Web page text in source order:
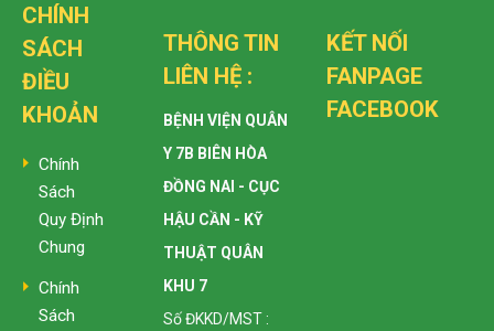
CHÍNH
SÁCH
ĐIỀU
KHOẢN
Chính
Sách
Quy Định
Chung
Chính
Sách
THÔNG TIN
LIÊN HỆ :
BỆNH VIỆN QUÂN
Y 7B BIÊN HÒA
ĐỒNG NAI - CỤC
HẬU CẦN - KỸ
THUẬT QUÂN
KHU 7
Số ĐKKD/MST :
KẾT NỐI
FANPAGE
FACEBOOK